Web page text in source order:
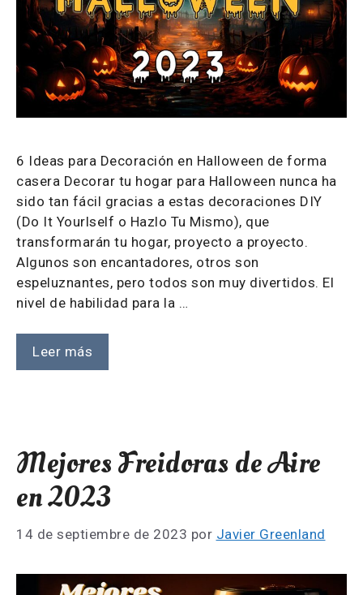
6 Ideas para Decoración en Halloween de forma
casera Decorar tu hogar para Halloween nunca ha
sido tan fácil gracias a estas decoraciones DIY
(Do It Yourlself o Hazlo Tu Mismo), que
transformarán tu hogar, proyecto a proyecto.
Algunos son encantadores, otros son
espeluznantes, pero todos son muy divertidos. El
nivel de habilidad para la …
Leer más
Mejores Freidoras de Aire
en 2023
14 de septiembre de 2023 por Javier Greenland